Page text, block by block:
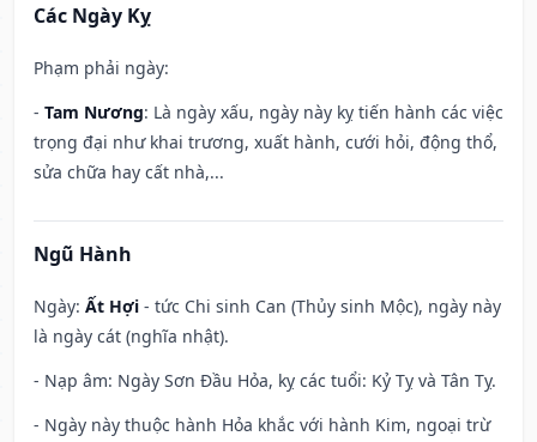
Các Ngày Kỵ
Phạm phải ngày:
- Tam Nương: Là ngày xấu, ngày này kỵ tiến hành các việc
trọng đại như khai trương, xuất hành, cưới hỏi, động thổ,
sửa chữa hay cất nhà,...
Ngũ Hành
Ngày: Ất Hợi - tức Chi sinh Can (Thủy sinh Mộc), ngày này
là ngày cát (nghĩa nhật).
- Nạp âm: Ngày Sơn Đầu Hỏa, kỵ các tuổi: Kỷ Tỵ và Tân Tỵ.
- Ngày này thuộc hành Hỏa khắc với hành Kim, ngoại trừ